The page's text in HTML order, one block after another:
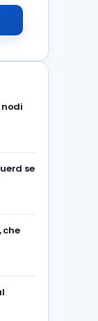
nodi
se
che